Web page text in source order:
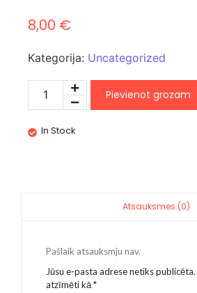
8,00 €
Kategorija: Uncategorized
Pievienot grozam
In Stock
Atsauksmes (0)
Pašlaik atsauksmju nav.
Jūsu e-pasta adrese netiks publicēta.
atzīmēti kā*